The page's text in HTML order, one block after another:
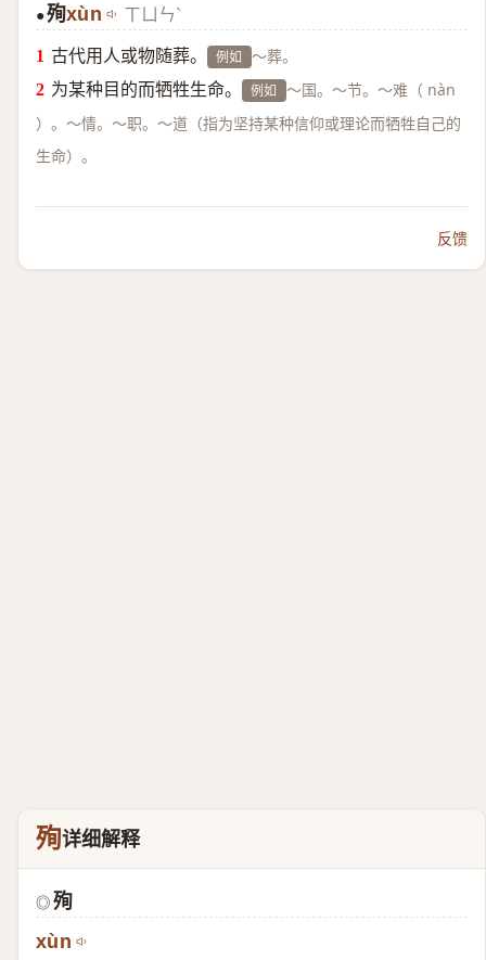
●殉xùn ㄒㄩㄣˋ
古代用人或物随葬。 例如 ～葬。
为某种目的而牺牲生命。 例如 ～国。～节。～难（ nàn
）。～情。～职。～道（指为坚持某种信仰或理论而牺牲自己的
生命）。
反馈
殉详细解释
◎ 殉
xùn